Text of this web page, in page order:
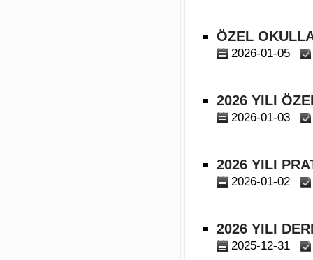
ÖZEL
2026-01-05
2026 YILI
2026-01-03
2026 YILI
2026-01-02
2026 YILI
2025-12-31